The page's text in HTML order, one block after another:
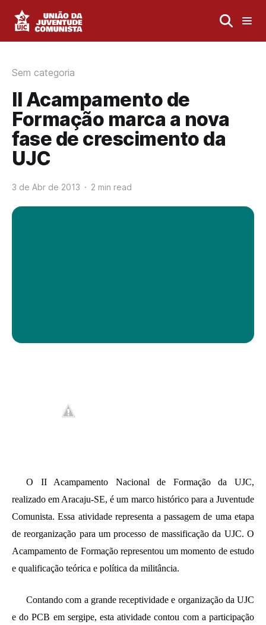
Sem categoria
II Acampamento de
Formação marca a nova
fase de crescimento da
UJC
3 de Abr de 2013 2 min read
O II Acampamento Nacional de Formação da UJC,
realizado em Aracaju-SE, é um marco histórico para a Juventude
Comunista. Essa atividade representa a passagem de uma etapa
de reorganização para um processo de massificação da UJC. O
Acampamento de Formação representou um momento de estudo
e qualificação teórica e política da militância.
Contando com a grande receptividade e organização da UJC
e do PCB em sergipe, esta atividade contou com a participação